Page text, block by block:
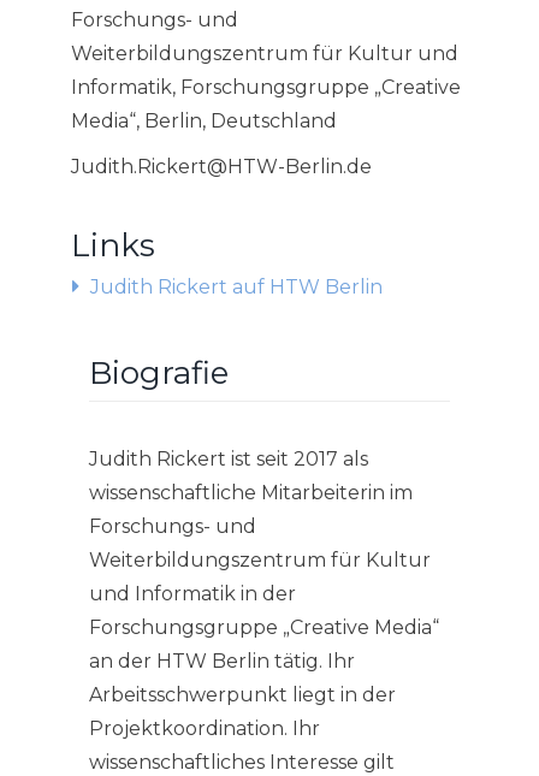
Forschungs- und
Weiterbildungszentrum für Kultur und
Informatik, Forschungsgruppe „Creative
Media“, Berlin, Deutschland
Judith.Rickert@HTW-Berlin.de
Links
Judith Rickert auf HTW Berlin
Biografie
Judith Rickert ist seit 2017 als
wissenschaftliche Mitarbeiterin im
Forschungs- und
Weiterbildungszentrum für Kultur
und Informatik in der
Forschungsgruppe „Creative Media“
an der HTW Berlin tätig. Ihr
Arbeitsschwerpunkt liegt in der
Projektkoordination. Ihr
wissenschaftliches Interesse gilt